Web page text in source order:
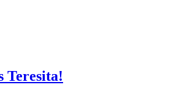
Teresita!